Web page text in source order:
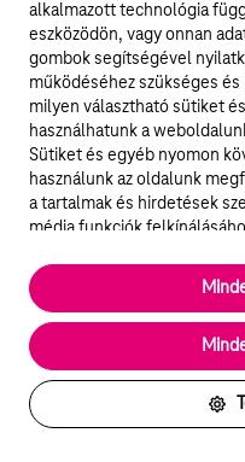
A világ 118
fenntarthatósági
a nemzetközi rangsor
Magyar Telekom az
évi jelentésben. A világ
fenntarthatósági
jelentés szerint a
második helyet foglalja
amerikai AT&T Inc.
során a vizsgált 118
felelős befektetésre
17,8%-ukat teszi ki.
alkalmazott technológia
eszközödön, vagy onnan
gombok segítségével
működéséhez szükséges
milyen választható sütiket
használhatunk a
Sütiket és egyéb nyomon
használunk az oldalunk
a tartalmak és hirdetések
média funkciók
elengedhetetlenek a
kikapcsolni őket a weboldal
statisztikai, vagy marketing
esetekben az
megosztjuk hirdetési és
partnereinkkel.
Részletes sütitájékoztató/